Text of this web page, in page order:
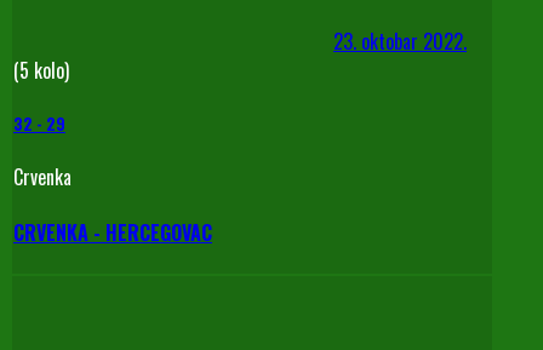
23. oktobar 2022.
(5 kolo)
32 - 29
Crvenka
CRVENKA - HERCEGOVAC